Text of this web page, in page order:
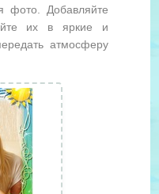
фото. Добавляйте
их в яркие и
атмосферу